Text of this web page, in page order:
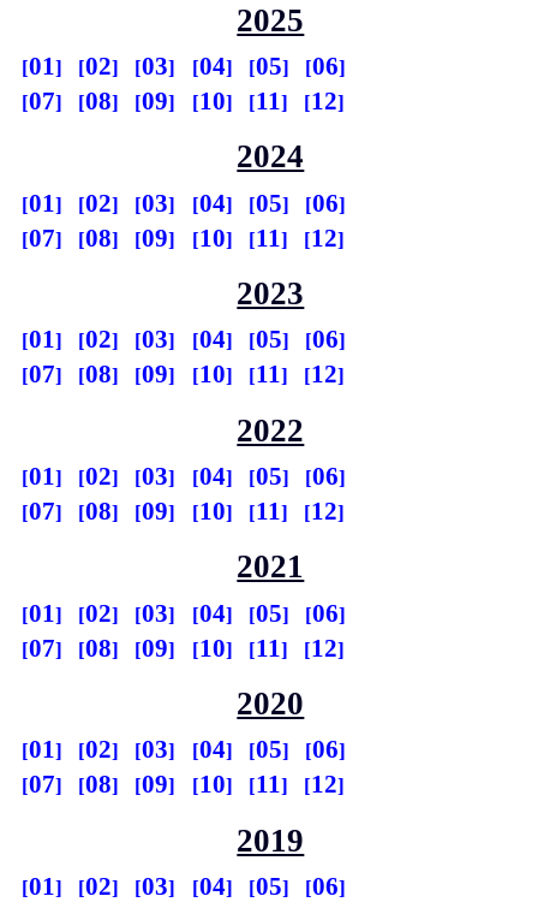
2025
01 02 03 04 05
06
07
08 09 10 11 12
2024
01 02 03 04 05
06
07
08 09 10 11 12
2023
01 02 03 04 05
06
07
08 09 10 11 12
2022
01 02 03 04 05
06
07
08 09 10 11 12
2021
01 02 03 04 05
06
07
08 09 10 11 12
2020
01 02 03 04 05
06
07
08 09 10 11 12
2019
01 02 03 04 05
06